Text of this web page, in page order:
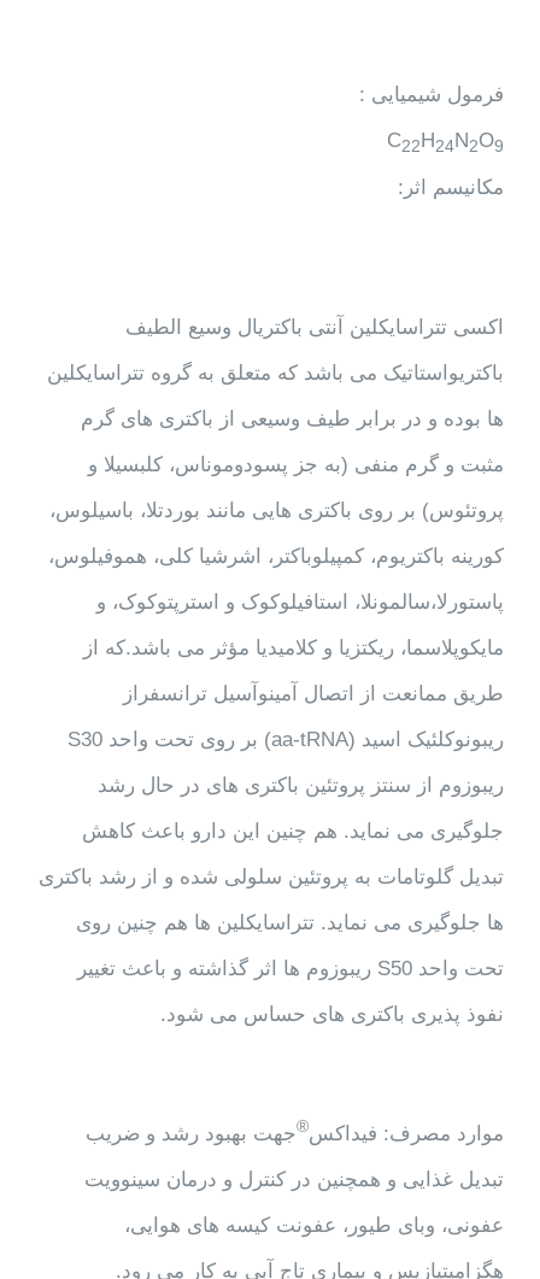
فرمول شیمیایی :
C22H24N2O9
مکانیسم اثر:
اکسی تتراسایکلین آنتی باکتریال وسیع الطیف
باکتریواستاتیک می باشد که متعلق به گروه تتراسایکلین
ها بوده و در برابر طیف وسیعی از باکتری های گرم
مثبت و گرم منفی (به جز پسودوموناس، کلبسیلا و
پروتئوس) بر روی باکتری هایی مانند بوردتلا، باسیلوس،
کورینه باکتریوم، کمپیلوباکتر، اشرشیا کلی، هموفیلوس،
پاستورلا،سالمونلا، استافیلوکوک و استرپتوکوک، و
مایکوپلاسما، ریکتزیا و کلامیدیا مؤثر می باشد.که از
طریق ممانعت از اتصال آمینوآسیل ترانسفراز
ریبونوکلئیک اسید (aa-tRNA) بر روی تحت واحد S30
ریبوزوم از سنتز پروتئین باکتری های در حال رشد
جلوگیری می نماید. هم چنین این دارو باعث کاهش
تبدیل گلوتامات به پروتئین سلولی شده و از رشد باکتری
ها جلوگیری می نماید. تتراسایکلین ها هم چنین روی
تحت واحد S50 ریبوزوم ها اثر گذاشته و باعث تغییر
نفوذ پذیری باکتری های حساس می شود.
موارد مصرف: فیداکس®جهت بهبود رشد و ضریب
تبدیل غذایی و همچنین در کنترل و درمان سینوویت
عفونی، وبای طیور، عفونت کیسه های هوایی،
هگزامیتیازیس و بیماری تاج آبی به کار می رود.